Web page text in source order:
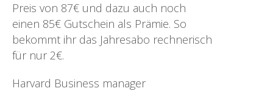
Preis von 87€ und dazu auch noch
einen 85€ Gutschein als Prämie. So
bekommt ihr das Jahresabo rechnerisch
für nur 2€.
Harvard Business manager